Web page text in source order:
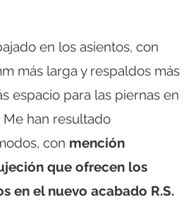
en los asientos, con
más larga y respaldos más
espacio para las piernas en
Me han resultado
con mención
que ofrecen los
en el nuevo acabado R.S.